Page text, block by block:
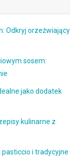
Odkryj orzeźwiający
sosem:
jako dodatek
kulinarne z
pasticcio i tradycyjne